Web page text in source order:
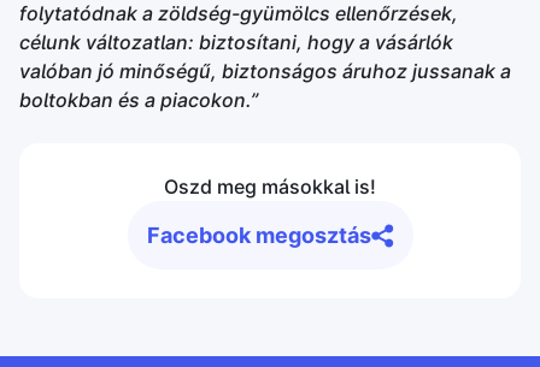
folytatódnak a zöldség-gyümölcs ellenőrzések,
célunk változatlan: biztosítani, hogy a vásárlók
valóban jó minőségű, biztonságos áruhoz jussanak a
boltokban és a piacokon.”
Oszd meg másokkal is!
Facebook megosztás